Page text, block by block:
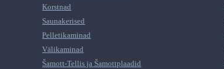
Korstnad
Saunakerised
Pelletikaminad
Välikaminad
Šamott-Tellis ja Šamottplaadid